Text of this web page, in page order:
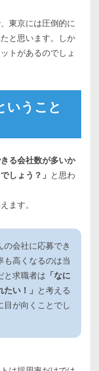
東京には圧倒的に
と思います。しか
トがあるのでしょ
いうこと
る会社数が多いか
しょう？」 と思わ
ます。
の会社に応募でき
も高くなるのは当
と求職者は 「なに
い！」 と考える
目が向くことでし